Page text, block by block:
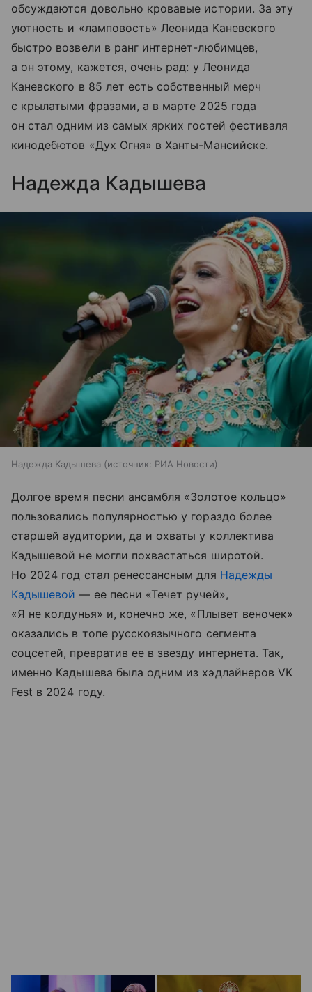
обсуждаются довольно кровавые истории. За эту
уютность и «ламповость» Леонида Каневского
быстро возвели в ранг интернет-любимцев,
а он этому, кажется, очень рад: у Леонида
Каневского в 85 лет есть собственный мерч
с крылатыми фразами, а в марте 2025 года
он стал одним из самых ярких гостей фестиваля
кинодебютов «Дух Огня» в Ханты-Мансийске.
Надежда Кадышева
Надежда Кадышева источник: РИА Новости
Долгое время песни ансамбля «Золотое кольцо»
пользовались популярностью у гораздо более
старшей аудитории, да и охваты у коллектива
Кадышевой не могли похвастаться широтой.
Но 2024 год стал ренессансным для Надежды
Кадышевой — ее песни «Течет ручей»,
«Я не колдунья» и, конечно же, «Плывет веночек»
оказались в топе русскоязычного сегмента
соцсетей, превратив ее в звезду интернета. Так,
именно Кадышева была одним из хэдлайнеров VK
Fest в 2024 году.